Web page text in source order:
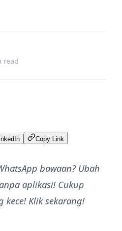
read
Copy Link
bawaan? Ubah
aplikasi! Cukup
kece! Klik sekarang!